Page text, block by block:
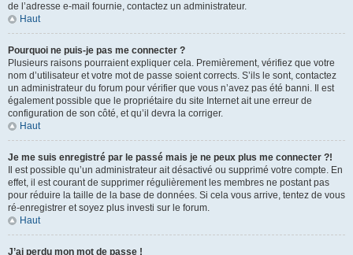
de l’adresse e-mail fournie, contactez un administrateur.
Haut
Pourquoi ne puis-je pas me connecter ?
Plusieurs raisons pourraient expliquer cela. Premièrement, vérifiez que votre
nom d’utilisateur et votre mot de passe soient corrects. S’ils le sont, contactez
un administrateur du forum pour vérifier que vous n’avez pas été banni. Il est
également possible que le propriétaire du site Internet ait une erreur de
configuration de son côté, et qu’il devra la corriger.
Haut
Je me suis enregistré par le passé mais je ne peux plus me connecter ?!
Il est possible qu’un administrateur ait désactivé ou supprimé votre compte. En
effet, il est courant de supprimer régulièrement les membres ne postant pas
pour réduire la taille de la base de données. Si cela vous arrive, tentez de vous
ré-enregistrer et soyez plus investi sur le forum.
Haut
J’ai perdu mon mot de passe !